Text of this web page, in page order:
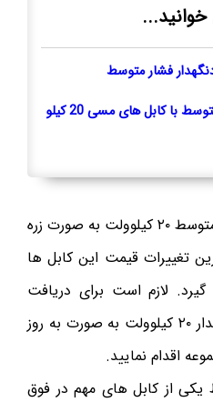
فشار متوسط
تفاوت کابل خودنگهدار فشار متوسط با کابل های مسی 20 کیلو
فشار متوسط ۲۰ کیلوولت به صورت زره
تغییرات قیمت این کابل ها
گیرد. لازم است برای دریافت
قیمت روز انواع کابل خودنگهدار ۲۰ کیلوولت به صورت به روز
اقدام نمایید.
یکی از کابل های مهم در فوق